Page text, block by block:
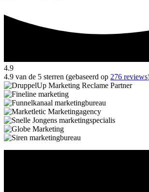
4.9
4.9 van de 5 sterren (gebaseerd op 276 reviews